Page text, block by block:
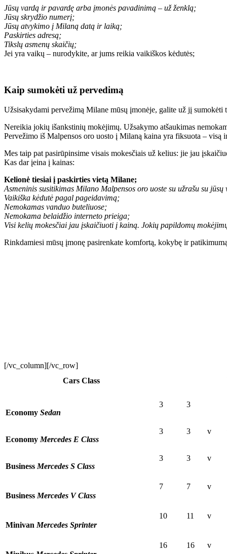
Jūsų vardą ir pavardę arba įmonės pavadinimą – už ženklą;
Jūsų skrydžio numerį;
Jūsų atvykimo į Milaną datą ir laiką;
Paskirties adresą;
Tikslų asmenų skaičių;
Jei yra vaikų – nurodykite, ar jums reikia vaikiškos kėdutės;
Kaip sumokėti už pervedimą
Užsisakydami pervežimą Milane mūsų įmonėje, galite už jį sumokėti
Nereikia jokių išankstinių mokėjimų. Užsakymo atšaukimas
Pervežimo iš Malpensos oro uosto į Milaną kaina yra fiksuota – visą
Mes taip pat pasirūpinsime visais mokesčiais už kelius: jie jau
Kas dar įeina į kainas:
Kelionė tiesiai į paskirties vietą Milane;
Asmeninis susitikimas Milano Malpensos oro uoste su užrašu su
Vaikiška kėdutė pagal pageidavimą;
Nemokamas vanduo buteliuose;
Nemokama belaidžio interneto prieiga;
Visi kelių mokesčiai jau įskaičiuoti į kainą. Jokių papildomų
Rinkdamiesi mūsų įmonę pasirenkate komfortą, kokybę ir
[/vc_column][/vc_row]
Cars Class
Economy Sedan
3 3
Economy Mercedes E Class
3 3 v
Business Mercedes S Class
3 3 v
Business Mercedes V Class
7 7 v
Minivan Mercedes Sprinter
10 11 v
16 16 v